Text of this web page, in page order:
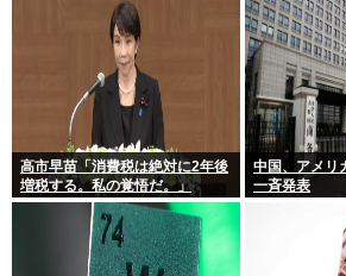
高市早苗「消費税は絶対に2年後
増税する。私の覚悟だ。」
中国、アメリ
一斉発表